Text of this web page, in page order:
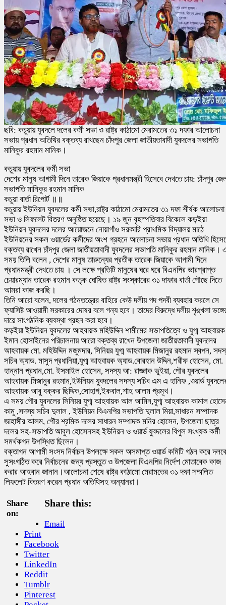
ছবি: কচুয়ায় যুবদলে দলের কর্মী সভা ও রাষ্ট্র কাঠামো মেরামতের ৩১ দফার আলোচনা
সভায় প্রধান অতিথির বক্তব্য রাখছেন চাঁদপুর জেলা জাতীয়তাবাদী যুবদলের সভাপতি
মানিকুর রহমান মানিক।
কচুয়ায় যুবদলের কর্মী সভা
দেশের মানুষ আগামী দিনে তারেক জিয়াকে প্রধানমন্ত্রী হিসেবে দেখতে চায়: চাঁদপুর
সভাপতি মানিকুর রহমান মানিক
কচুয়া বার্তা রিপোর্ট ॥॥
কচুয়ায় ইউনিয়ন যুবদলের কর্মী সভা,রাষ্ট্র কাঠামো মেরামতের ৩১ দফা শীর্ষক আলোচনা
সভা ও লিফলেট বিতরণ অনুষ্ঠিত হয়েছে। ১৯ জুন বৃহস্পতিবার বিকেলে কড়ইয়া
ইউনিয়ন যুবদলের দলের আয়োজনে নোয়াগাঁও সরকারি প্রাথমিক বিদ্যালয় মাঠে
ইউনিয়নের সকল ওয়ার্ডের কর্মীদের অংশ গ্রহনে আলোচনা সভায় প্রধান অতিথি
বক্তব্য রাখেন চাঁদপুর জেলা জাতীয়তাবাদী যুবদলের সভাপতি মানিকুর রহমান মানিক।
সময় তিলি বলেন , দেশের মানুষ তারুন্যের প্রতীক তারেক জিয়াকে আগামী দিনে
প্রধানমন্ত্রী দেখতে চায় । সে লক্ষে প্রতিটি মানুষের ঘরে ঘরে বিএনপির ভারপ্রাপ্ত
চেয়ারম্যান তারেক রহমান কতৃক ঘোষিত রাষ্ট্র সংস্কারের ৩১ দাফার বার্তা পৌছে দিতে
আমরা কাজ করছি।
তিনি আরো বলেন, দলের গঠনতন্ত্রের বাহিরে কেউ দলীয় পদ পদবী ব্যবহার করলে সে
ফ্যাসিষ্ট আওয়ামী সরকারের দোষর বলে গন্য হবে। তাদের বিরুদ্ধে দলীয় শৃঙ্খলা
দায়ে সাংগঠনিক ব্যবস্থা গ্রহন করা হবে।
কড়ইয়া ইউনিয়ন যুবদলের আহবায়ক মহিউদ্দিন শামীমের সভাপতিত্বে ও যুগ্ম আহবায়ক
ইমান হোসাইনের পরিচালনায় আরো বক্তব্য রাখেন উপজেলা জাতীয়তাবাদী যুবদলের
আহবায়ক মো. মহিউদ্দিন মজুমদার, সিনিয়র যুগ্ম আহবায়ক মিজানুর রহমান স্বপন,
সচিব অ্যাড. মাসুদ প্রধানিয়া,যুগ্ম আহবায়ক অ্যাড.বোরহান উদ্দিন,শরীফ হোসেন, মো.
হান্নান প্রধান,মো. ইসমাইল হোসেন, সদস্য আ: রাজ্জাক ভূইয়া, পৌর যুবদলের
আহবায়ক মিজানুর রহমান,ইউনিয়ন যুবদলের সদস্য সচিব এম এ হানিফ ,ওয়ার্ড
আহবায়ক আবু বক্কর ছিদ্দিক,সোহাগ,ইকবাল,শাহ আলম প্রমূখ।
এ সময় পৌর যুবদলের সিনিয়র যুগ্ম আহবায়ক আল আমিন,যুগ্ম আহবায়ক কামাল
কামু ,সদস্য সচিব দুলাল , ইউনিয়ন বিএনপির সভাপতি দুলাল মিয়া,সাধারন সম্পাদক
জাহাঙ্গীর আলম, পৌর শ্রমিক দলের সাধারন সম্পাদক মনির হোসেন, উপজেলা ছাত্র
দলের সহ-সভাপতি আবুল হোসেনসহ ইউনিয়ন ও ওয়ার্ড যুবদলের বিপুল সংখ্যক কর্মী
সমর্থকগন উপস্থিত ছিলেন।
বক্তাগন আগামী সংসদ নির্বাচন উপলক্ষে সকল অসমাপ্ত ওয়ার্ড কমিটি গঠন করে
সুসংগঠিত করে নির্বাচনের জন্য প্রস্তুত ও উপজেলা বিএনপির নির্দেশ মোতাবেক কাজ
করার আহবান জানান।আলোচনা শেষে রাষ্ট্র কাঠামো মেরামতের ৩১ দফা সম্মলিত
লিফলেট বিতরণ করেন প্রধান অতিথিসহ অন্যানরা।
Share
on:
Share this:
Email
Print
Facebook
Twitter
LinkedIn
Reddit
Tumblr
Pinterest